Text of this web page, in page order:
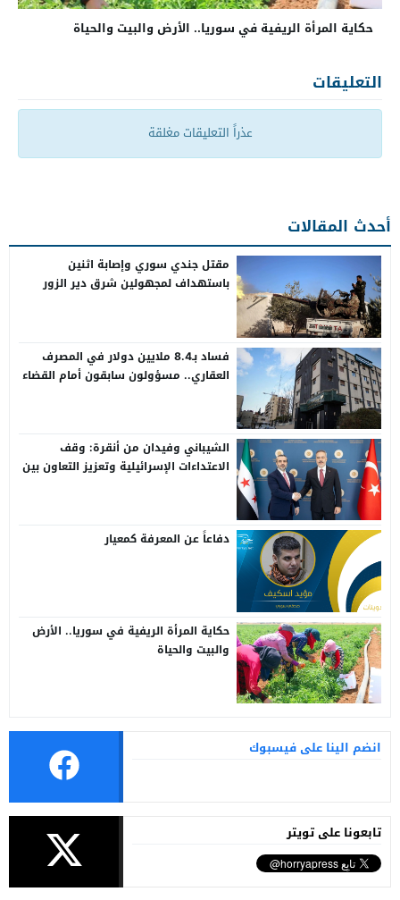
حكاية المرأة الريفية في سوريا.. الأرض والبيت والحياة
التعليقات
عذراً التعليقات مغلقة
أحدث المقالات
مقتل جندي سوري وإصابة اثنين
باستهداف لمجهولين شرق دير الزور
فساد بـ8.4 ملايين دولار في المصرف
العقاري.. مسؤولون سابقون أمام القضاء
الشيباني وفيدان من أنقرة: وقف
الاعتداءات الإسرائيلية وتعزيز التعاون بين
دفاعاً عن المعرفة كمعيار
حكاية المرأة الريفية في سوريا.. الأرض
والبيت والحياة
انضم الينا على فيسبوك
تابعونا على تويتر